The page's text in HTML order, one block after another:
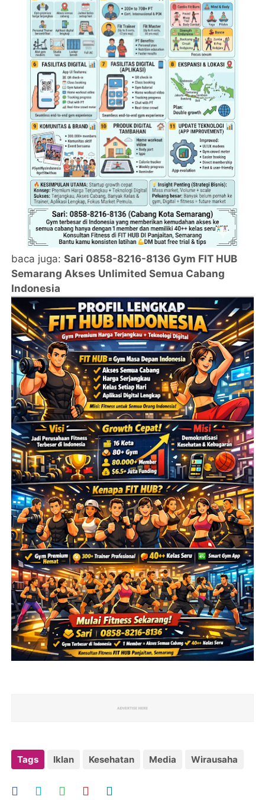
baca juga:Sari 0858-8216-8136 Gym FIT HUB
Semarang Akses Unlimited Semua Cabang
Indonesia
Tags Iklan Kesehatan Media Wirausaha